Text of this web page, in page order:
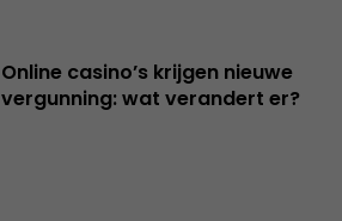
Online casino’s krijgen nieuwe
vergunning: wat verandert er?